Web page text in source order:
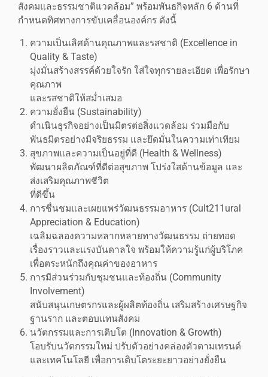
สังคมและธรรมชาติแวดล้อม” พร้อมพันธกิจหลัก 6 ด้านที่
กำหนดทิศทางการขับเคลื่อนองค์กร ดังนี้
ความเป็นเลิศด้านคุณภาพและรสชาติ (Excellence in
Quality & Taste)
มุ่งมั่นสร้างสรรค์ด้วยใจรัก ใส่ใจทุกรายละเอียด เพื่อรักษา
คุณภาพ
และรสชาติให้สม่ำเสมอ
ความยั่งยืน (Sustainability)
ดำเนินธุรกิจอย่างเป็นมิตรต่อสิ่งแวดล้อม ร่วมมือกับ
พันธมิตรอย่างมีจริยธรรม และยึดมั่นในความเท่าเทียม
สุขภาพและความเป็นอยู่ที่ดี (Health & Wellness)
พัฒนาผลิตภัณฑ์ที่ดีต่อสุขภาพ โปร่งใสด้านข้อมูล และ
ส่งเสริมคุณภาพชีวิต
ที่ดีขึ้น
การชื่นชมและเผยแพร่วัฒนธรรมอาหาร (Cult211ural
Appreciation & Education)
เฉลิมฉลองความหลากหลายทางวัฒนธรรม ถ่ายทอด
เรื่องราวและแรงบันดาลใจ พร้อมให้ความรู้แก่ผู้บริโภค
เพื่อตระหนักถึงคุณค่าของอาหาร
การมีส่วนร่วมกับชุมชนและท้องถิ่น (Community
Involvement)
สนับสนุนเกษตรกรและผู้ผลิตท้องถิ่น เสริมสร้างเศรษฐกิจ
ฐานราก และตอบแทนสังคม
นวัตกรรมและการเติบโต (Innovation & Growth)
โอบรับนวัตกรรมใหม่ ปรับตัวอย่างคล่องตัวตามเทรนด์
และเทคโนโลยี เพื่อการเติบโตระยะยาวอย่างยั่งยืน